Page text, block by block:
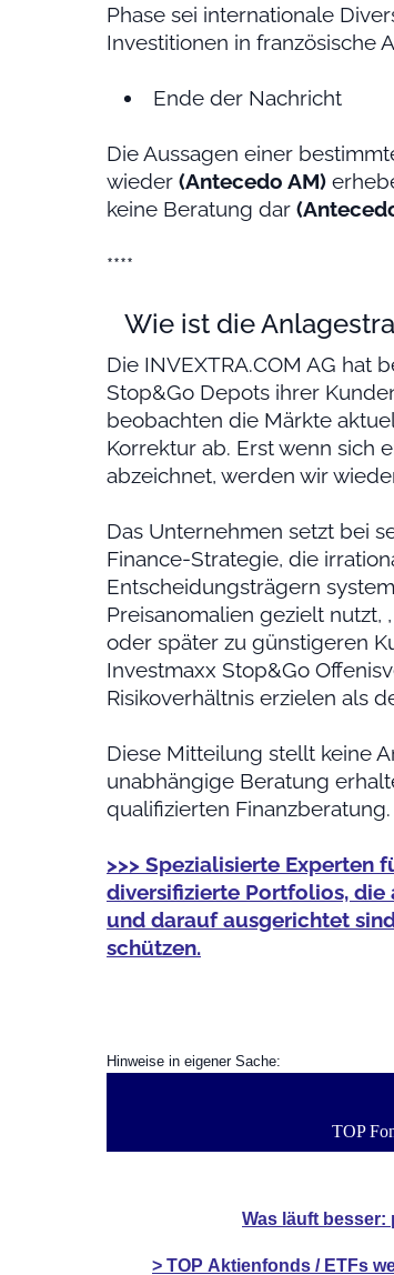
Phase sei internationale
Investitionen in französische
Ende der Nachricht
Die Aussagen einer
wieder (Antecedo AM)
keine Beratung dar
****
Wie ist die
Die INVEXTRA.COM AG hat
Stop&Go Depots ihrer
beobachten die Märkte
Korrektur ab. Erst wenn sich
abzeichnet, werden wir
Das Unternehmen setzt bei
Finance-Strategie, die
Entscheidungsträgern
Preisanomalien gezielt nutzt,
oder später zu günstigeren
Investmaxx Stop&Go
Risikoverhältnis erzielen als
Diese Mitteilung stellt keine
unabhängige Beratung
qualifizierten Finanzberatung.
>>> Spezialisierte Experten
diversifizierte Portfolios,
und darauf ausgerichtet
schützen.
Hinweise in eigener Sache:
TOP
Was läuft besser:
> TOP Aktienfonds / ETFs